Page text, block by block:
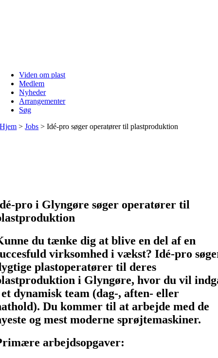
Viden om plast
Medlem
Nyheder
Arrangementer
Søg
Hjem >Jobs >Idé-pro søger operatører til plastproduktion
pro i Glyngøre søger operatører til
du tænke dig at blive en del af en
virksomhed i vækst? Idé-pro
plastoperatører til deres
i Glyngøre, hvor du vil
dynamisk team (dag-, aften- eller
Du kommer til at arbejde med de
og mest moderne sprøjtemaskiner.
arbejdsopgaver: